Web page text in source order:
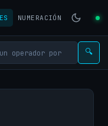
NUMERACIÓN
🔍